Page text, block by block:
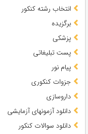
انتخاب رشته کنکور
برگزیده
پزشکی
پست تبلیغاتی
پیام نور
جزوات کنکوری
داروسازی
دانلود آزمونهای آزمایشی
دانلود سوالات کنکور